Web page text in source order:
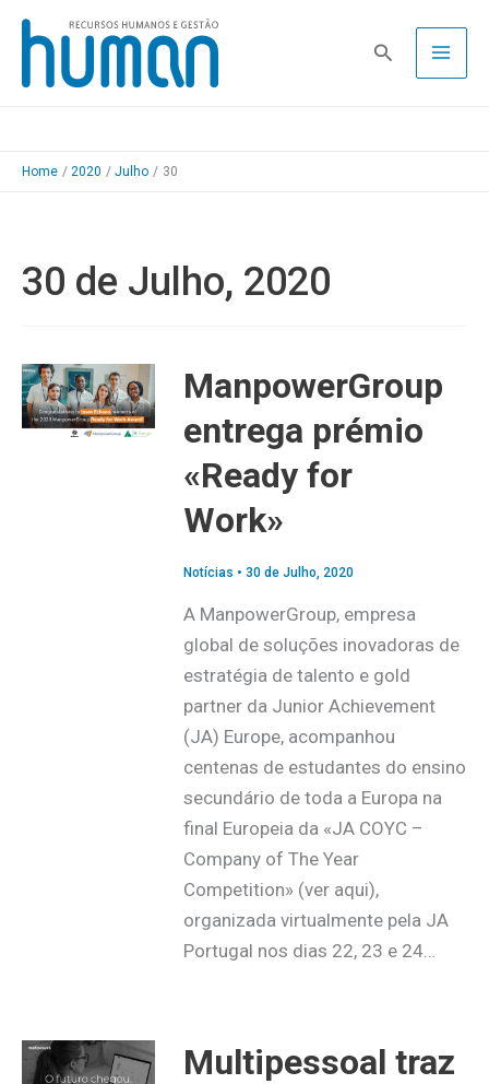
Skip
content
Pesquisa
Home 2020 Julho 30
30 de Julho, 2020
ManpowerGroup
entrega prémio
«Ready for
Work»
Notícias • 30 de Julho, 2020
A ManpowerGroup, empresa
global de soluções inovadoras de
estratégia de talento e gold
partner da Junior Achievement
(JA) Europe, acompanhou
centenas de estudantes do ensino
secundário de toda a Europa na
final Europeia da «JA COYC –
Company of The Year
Competition» (ver aqui),
organizada virtualmente pela JA
Portugal nos dias 22, 23 e 24…
Multipessoal traz